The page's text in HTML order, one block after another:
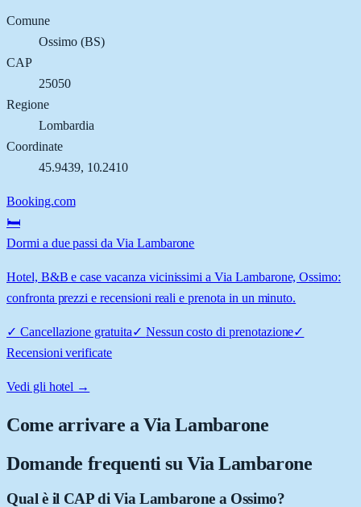
Comune
Ossimo(BS)
CAP
25050
Regione
Lombardia
Coordinate
45.9439, 10.2410
Booking.com
🛏️
Dormi a due passi da Via Lambarone
Hotel, B&B e case vacanza vicinissimi a Via Lambarone, Ossimo:
confronta prezzi e recensioni reali e prenota in un minuto.
✓ Cancellazione gratuita✓ Nessun costo di prenotazione✓
Recensioni verificate
Vedi gli hotel →
Come arrivare aVia Lambarone
Domande frequenti su Via Lambarone
Qual è il CAP di Via Lambarone a Ossimo?